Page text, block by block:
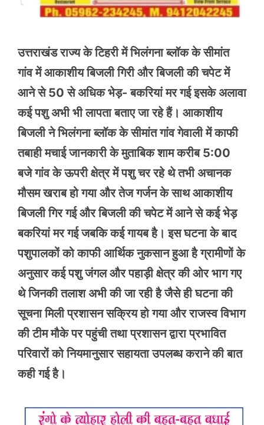
उत्तराखंड राज्य के टिहरी में भिलंगना ब्लॉक के सीमांत
गांव में आकाशीय बिजली गिरी और बिजली की चपेट में
आने से 50 से अधिक भेड़- बकरियां मर गई इसके अलावा
कई पशु अभी भी लापता बताए जा रहे हैं। आकाशीय
बिजली ने भिलंगना ब्लॉक के सीमांत गांव गेवाली में काफी
तबाही मचाई जानकारी के मुताबिक शाम करीब 5:00
बजे गांव के ऊपरी क्षेत्र में पशु चर रहे थे तभी अचानक
मौसम खराब हो गया और तेज गर्जन के साथ आकाशीय
बिजली गिर गई और बिजली की चपेट में आने से कई भेड़
बकरियां मर गई जबकि कई गायब है। इस घटना के बाद
पशुपालकों को काफी आर्थिक नुकसान हुआ है ग्रामीणों के
अनुसार कई पशु जंगल और पहाड़ी क्षेत्र की ओर भाग गए
थे जिनकी तलाश अभी की जा रही है जैसे ही घटना की
सूचना मिली प्रशासन सक्रिय हो गया और राजस्व विभाग
की टीम मौके पर पहुंची तथा प्रशासन द्वारा प्रभावित
परिवारों को नियमानुसार सहायता उपलब्ध कराने की बात
कही गई है।